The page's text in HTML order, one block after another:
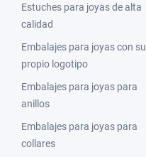
Estuches para joyas de alta
calidad
Embalajes para joyas con su
propio logotipo
Embalajes para joyas para
anillos
Embalajes para joyas para
collares